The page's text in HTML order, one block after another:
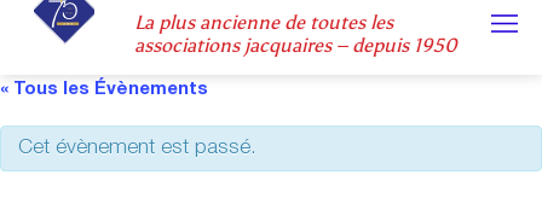
La plus ancienne de toutes les
associations jacquaires – depuis 1950
« Tous les Évènements
Cet évènement est passé.